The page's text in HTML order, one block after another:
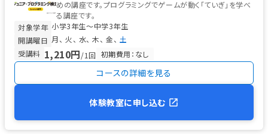
めの講座です。プログラミングでゲームが動く「ていぎ」を学べ
る講座です。
対象学年 小学3年生〜中学3年生
開講曜日 月 火 水 木 金
土
受講料 1,210円/1回 初期費用：なし
コースの詳細を見る
体験教室に申し込む